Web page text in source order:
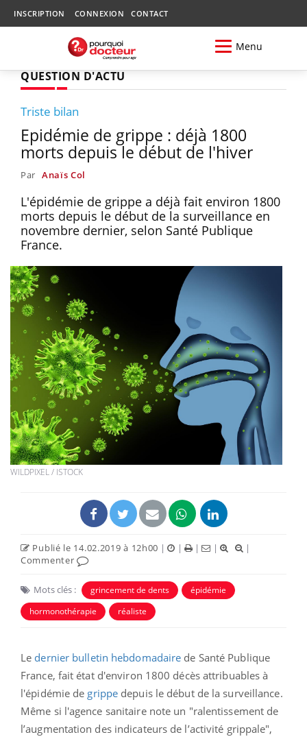
INSCRIPTION CONNEXION CONTACT
Menu
QUESTION D'ACTU
Triste bilan
Epidémie de grippe : déjà 1800
morts depuis le début de l'hiver
Par Anaïs Col
L'épidémie de grippe a déjà fait environ 1800
morts depuis le début de la surveillance en
novembre dernier, selon Santé Publique
France.
WILDPIXEL / ISTOCK
Publié le 14.02.2019 à 12h00 | | | |
|
Commenter
Mots clés : grincement de dents
épidémie
hormonothérapie
réaliste
Le dernier bulletin hebdomadaire de Santé Publique
France, fait état d'environ 1800 décès attribuables à
l'épidémie de grippe depuis le début de la surveillance.
Même si l'agence sanitaire note un "ralentissement de
l’augmentation des indicateurs de l’activité grippale",